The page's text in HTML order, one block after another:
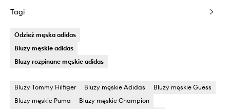
Tagi
Odzież męska adidas
Bluzy męskie adidas
Bluzy rozpinane męskie adidas
Bluzy Tommy Hilfiger Bluzy męskie Adidas
Bluzy męskie Guess
Bluzy męskie Puma
Bluzy męskie Champion